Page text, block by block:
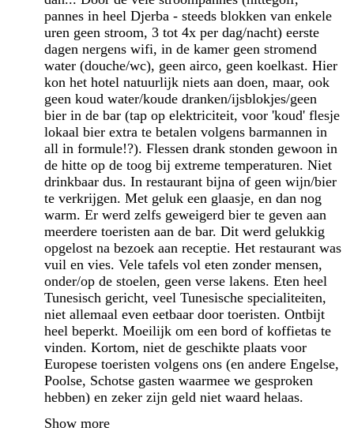
pannes in heel Djerba - steeds blokken van enkele
uren geen stroom, 3 tot 4x per dag/nacht) eerste
dagen nergens wifi, in de kamer geen stromend
water (douche/wc), geen airco, geen koelkast. Hier
kon het hotel natuurlijk niets aan doen, maar, ook
geen koud water/koude dranken/ijsblokjes/geen
bier in de bar (tap op elektriciteit, voor 'koud' flesje
lokaal bier extra te betalen volgens barmannen in
all in formule!?). Flessen drank stonden gewoon in
de hitte op de toog bij extreme temperaturen. Niet
drinkbaar dus. In restaurant bijna of geen wijn/bier
te verkrijgen. Met geluk een glaasje, en dan nog
warm. Er werd zelfs geweigerd bier te geven aan
meerdere toeristen aan de bar. Dit werd gelukkig
opgelost na bezoek aan receptie. Het restaurant was
vuil en vies. Vele tafels vol eten zonder mensen,
onder/op de stoelen, geen verse lakens. Eten heel
Tunesisch gericht, veel Tunesische specialiteiten,
niet allemaal even eetbaar door toeristen. Ontbijt
heel beperkt. Moeilijk om een bord of koffietas te
vinden. Kortom, niet de geschikte plaats voor
Europese toeristen volgens ons (en andere Engelse,
Poolse, Schotse gasten waarmee we gesproken
hebben) en zeker zijn geld niet waard helaas.
Show more